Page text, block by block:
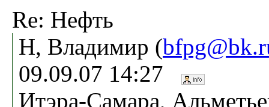
Re: Нефть
Н, Владимир (
09.09.07 14:27
Итэра-Самара,